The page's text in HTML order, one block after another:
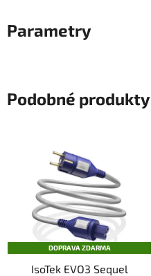
Parametry
Podobné produkty
DOPRAVA ZDARMA
IsoTek EVO3 Sequel